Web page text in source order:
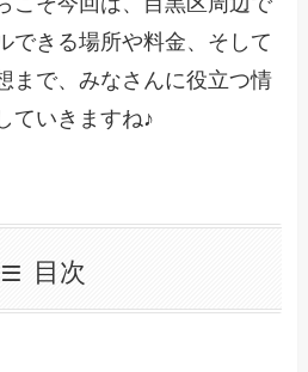
できる場所や料金、そして
まで、みなさんに役立つ情
ていきますね♪
目次